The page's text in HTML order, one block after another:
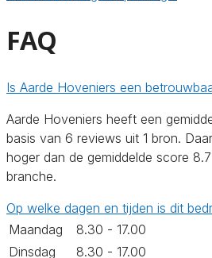
FAQ
Is Aarde Hoveniers een
Aarde Hoveniers heeft een
basis van 6 reviews uit 1 bron.
hoger dan de gemiddelde score
branche.
Op welke dagen en tijden is dit
Maandag
8.30 - 17.00
Dinsdag
8.30 - 17.00